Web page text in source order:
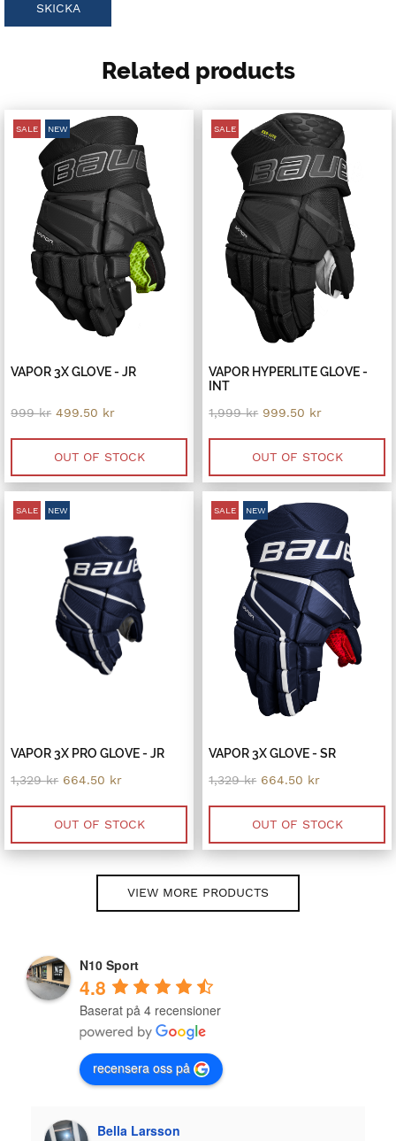
Related products
SALE NEW
VAPOR 3X GLOVE - JR
999kr Original
was:
999 kr.
499.50 krCurrent
is:
499.50 kr.
OUT OF STOCK
SALE
VAPOR HYPERLITE GLOVE -
INT
1,999kr Original
was:
1,999 kr.
999.50 krCurrent
is:
999.50 kr.
OUT OF STOCK
SALE NEW
VAPOR 3X PRO GLOVE - JR
1,329kr Original
was:
1,329 kr.
664.50 krCurrent
is:
664.50 kr.
OUT OF STOCK
SALE NEW
VAPOR 3X GLOVE - SR
1,329kr Original
was:
1,329 kr.
664.50 krCurrent
is:
664.50 kr.
OUT OF STOCK
VIEW MORE PRODUCTS
N10 Sport
4.8
Baserat på 4 recensioner
recensera oss på
Plazmo